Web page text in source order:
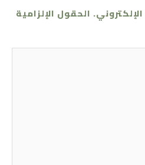
الحقول الإلزامية